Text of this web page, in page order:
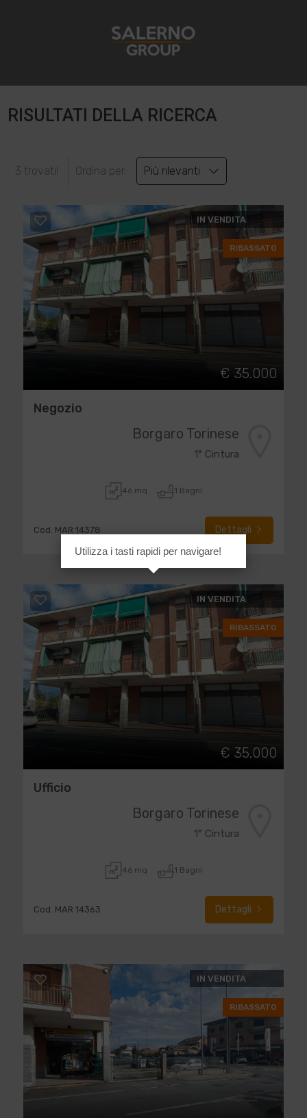
RISULTATI DELLA RICERCA
3 trovati! Ordina per: Più rilevanti
IN VENDITA
RIBASSATO
€ 35.000
Negozio
Borgaro Torinese
1° Cintura
46 mq 1 Bagni
Cod. MAR 14378 Dettagli
IN VENDITA
RIBASSATO
€ 35.000
Ufficio
Borgaro Torinese
1° Cintura
46 mq 1 Bagni
Cod. MAR 14363 Dettagli
IN VENDITA
RIBASSATO
Utilizza i tasti rapidi per navigare!